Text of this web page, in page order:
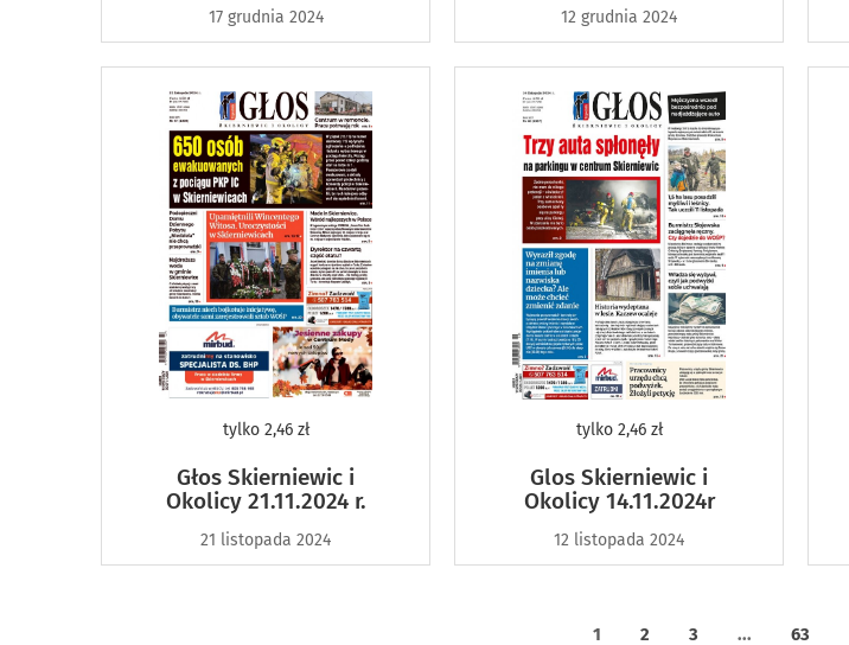
17 grudnia 2024 12 grudnia 2024
tylko2,46 zł
Głos Skierniewic i
Okolicy 21.11.2024 r.
21 listopada 2024
tylko2,46 zł
Glos Skierniewic i
Okolicy 14.11.2024r
12 listopada 2024
1 2 3 ... 63